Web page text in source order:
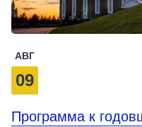
АВГ
09
Программа к